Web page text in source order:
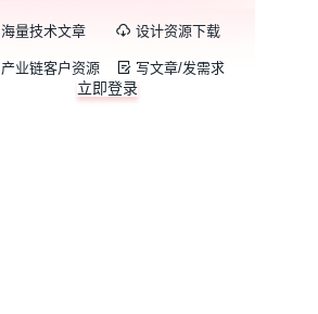
海量技术文章 设计资源下载
产业链客户资源 写文章/发需求
立即登录